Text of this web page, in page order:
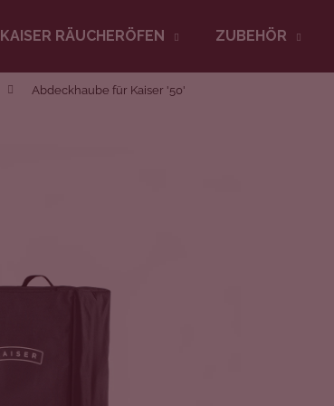
KAISER RÄUCHERÖFEN ZUBEHÖR
Abdeckhaube für Kaiser '50'Was suchen Sie?